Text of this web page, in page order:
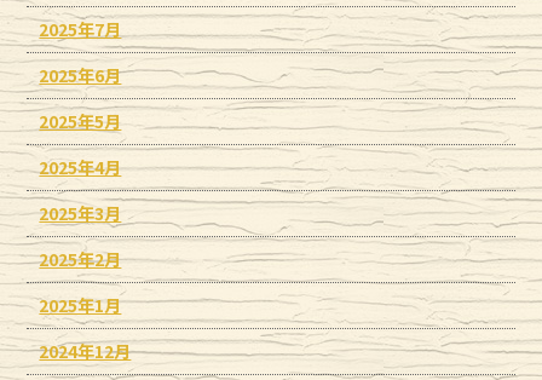
2025年7月
2025年6月
2025年5月
2025年4月
2025年3月
2025年2月
2025年1月
2024年12月